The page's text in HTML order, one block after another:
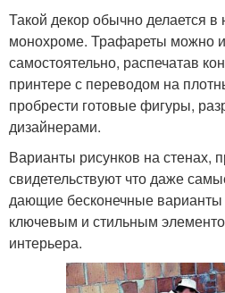
Такой декор обычно делается
монохроме. Трафареты можно
самостоятельно, распечатав
принтере с переводом на
пробрести готовые фигуры,
дизайнерами.
Варианты рисунков на стенах,
свидетельствуют что даже
дающие бесконечные варианты
ключевым и стильным
интерьера.